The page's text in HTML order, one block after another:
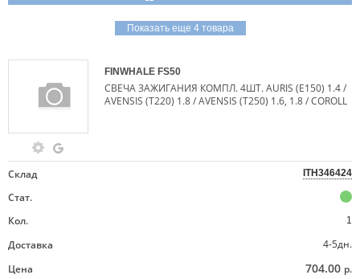
Показать еще 4 товара
FINWHALE FS50
СВЕЧА ЗАЖИГАНИЯ КОМПЛ. 4ШТ. AURIS (E150) 1.4 /
AVENSIS (T220) 1.8 / AVENSIS (T250) 1.6, 1.8 / COROLL
Склад ITH346424
Стат.
Кол.
1
Доставка
4-5дн.
Цена
704.00 р.